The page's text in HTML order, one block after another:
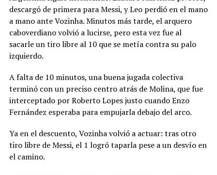
descargó de primera para Messi, y Leo perdió en el mano
a mano ante Vozinha. Minutos más tarde, el arquero
caboverdiano volvió a lucirse, pero esta vez fue al
sacarle un tiro libre al 10 que se metía contra su palo
izquierdo.
A falta de 10 minutos, una buena jugada colectiva
terminó con un preciso centro atrás de Molina, que fue
interceptado por Roberto Lopes justo cuando Enzo
Fernández esperaba para empujarla debajo del arco.
Ya en el descuento, Vozinha volvió a actuar: tras otro
tiro libre de Messi, el 1 logró taparla pese a un desvío en
el camino.